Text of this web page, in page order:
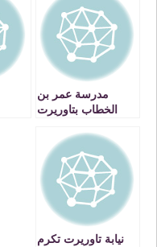
مدرسة عمر بن
الخطاب بتاوريرت
للارض
نيابة تاوريرت تكرم